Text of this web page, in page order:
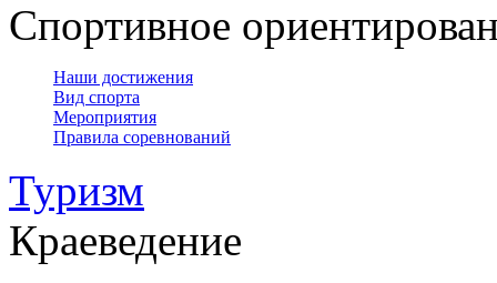
Спортивное
Наши достижения
Вид спорта
Мероприятия
Правила соревнований
Туризм
Краеведение